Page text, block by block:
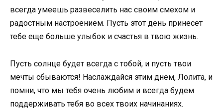
всегда умеешь развеселить нас своим смехом и
радостным настроением. Пусть этот день принесет
тебе еще больше улыбок и счастья в твою жизнь.
Пусть солнце будет всегда с тобой, и пусть твои
мечты сбываются! Наслаждайся этим днем, Лолита, и
помни, что мы тебя очень любим и всегда будем
поддерживать тебя во всех твоих начинаниях.